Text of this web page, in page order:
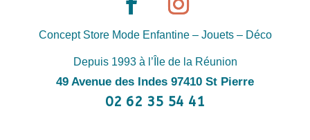
Concept Store Mode Enfantine – Jouets – Déco
Depuis 1993 à l’Île de la Réunion
49 Avenue des Indes 97410 St Pierre
02 62 35 54 41